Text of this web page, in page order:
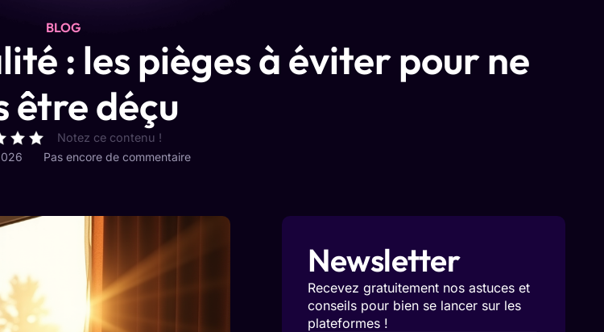
BLOG
: les pièges à éviter pour ne
être déçu
Notez ce contenu !
Pas encore de commentaire
Newsletter
Recevez gratuitement nos astuces et
conseils pour bien se lancer sur les
plateformes !